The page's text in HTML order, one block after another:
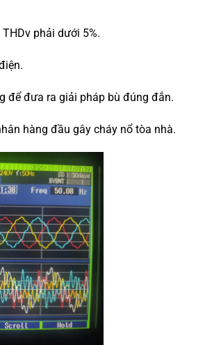
phải dưới 5%.
để đưa ra giải pháp bù đúng đắn.
hàng đầu gây cháy nổ tòa nhà.